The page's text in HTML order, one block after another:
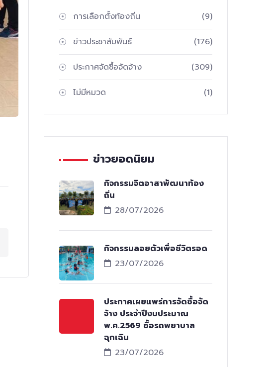
การเลือกตั้งท้องถิ่น (9)
ข่าวประชาสัมพันธ์ (176)
ประกาศจัดซื้อจัดจ้าง (309)
ไม่มีหมวด (1)
ข่าวยอดนิยม
กิจกรรมจิตอาสาพัฒนาท้อง
ถิ่น
28/07/2026
กิจกรรมลอยตัวเพื่อชีวิตรอด
23/07/2026
ประกาศเผยแพร่การจัดซื้อจัด
จ้าง ประจำปีงบประมาณ
พ.ศ.2569 ซื้อรถพยาบาล
ฉุกเฉิน
23/07/2026